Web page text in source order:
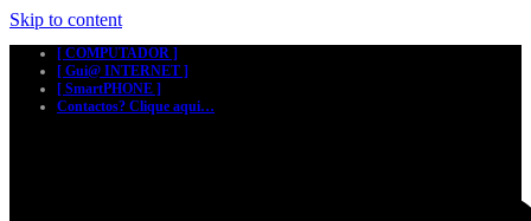
Skip to content
[ COMPUTADOR ]
[ Gui@ INTERNET ]
[ SmartPHONE ]
Contactos? Clique aqui…